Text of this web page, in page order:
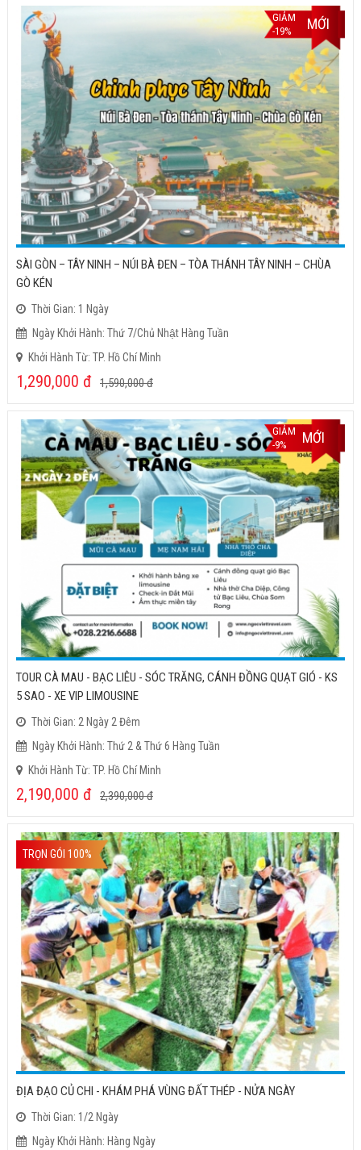
GIẢM
-19%
MỚI
SÀI GÒN – TÂY NINH – NÚI BÀ ĐEN – TÒA THÁNH TÂY NINH – CHÙA
GÒ KÉN
Thời Gian: 1 Ngày
Ngày Khởi Hành: Thứ 7/Chủ Nhật Hàng Tuần
Khởi Hành Từ: TP. Hồ Chí Minh
1,290,000 đ 1,590,000đ
GIẢM
-9%
MỚI
TOUR CÀ MAU - BẠC LIÊU - SÓC TRĂNG, CÁNH ĐỒNG QUẠT GIÓ - KS
5 SAO - XE VIP LIMOUSINE
Thời Gian: 2 Ngày 2 Đêm
Ngày Khởi Hành: Thứ 2 & Thứ 6 Hàng Tuần
Khởi Hành Từ: TP. Hồ Chí Minh
2,190,000 đ 2,390,000đ
TRỌN GÓI 100%
ĐỊA ĐẠO CỦ CHI - KHÁM PHÁ VÙNG ĐẤT THÉP - NỬA NGÀY
Thời Gian: 1/2 Ngày
Ngày Khởi Hành: Hàng Ngày